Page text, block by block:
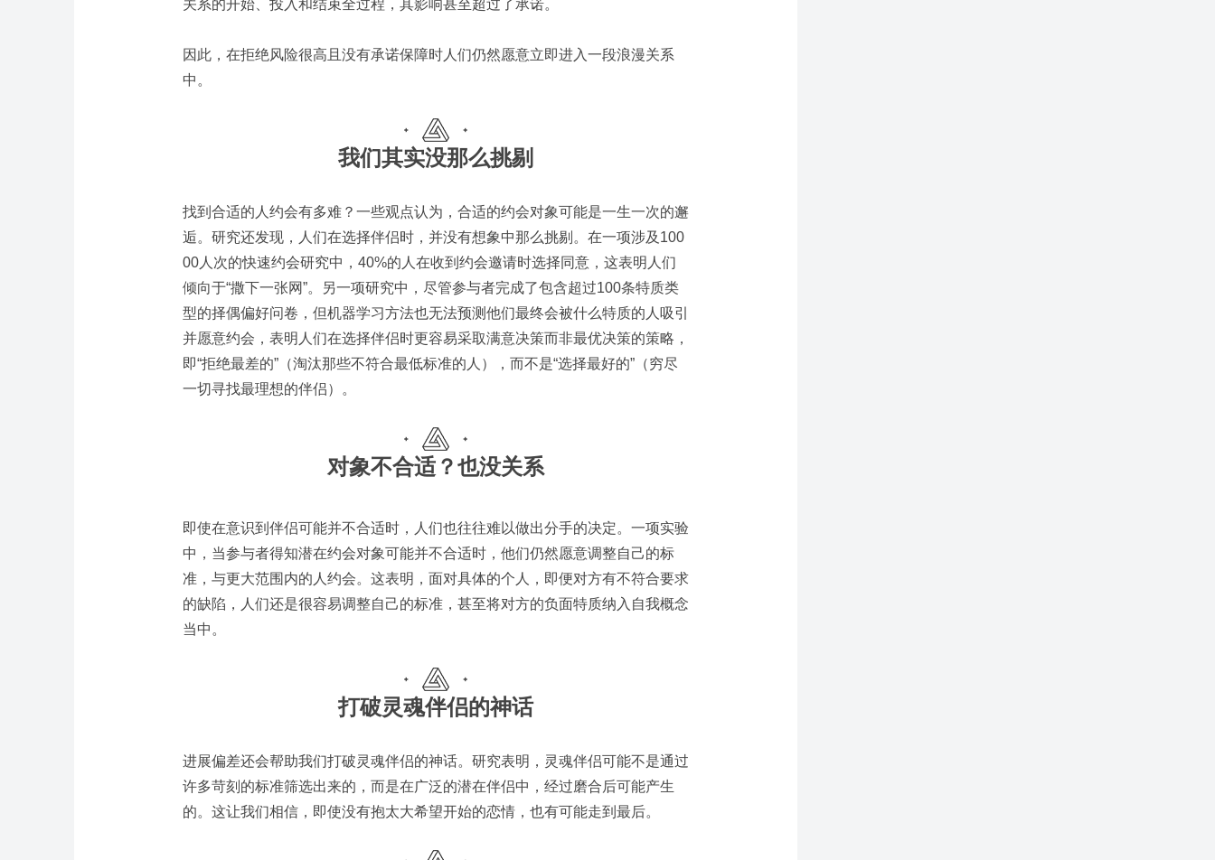
关系的开始、投入和结束全过程，其影响甚至超过了承诺。
因此，在拒绝风险很高且没有承诺保障时人们仍然愿意立即进入一段浪漫关系
中。
我们其实没那么挑剔
找到合适的人约会有多难？一些观点认为，合适的约会对象可能是一生一次的邂
逅。研究还发现，人们在选择伴侣时，并没有想象中那么挑剔。在一项涉及 100
00 人次的快速约会研究中， 40%的人在收到约会邀请时选择同意，这表明人们
倾向于“撒下一张网”。另一项研究中，尽管参与者完成了包含超过100条特质类
型的择偶偏好问卷，但机器学习方法也无法预测他们最终会被什么特质的人吸引
并愿意约会，表明人们在选择伴侣时更容易采取满意决策而非最优决策的策略，
即“拒绝最差的”（淘汰那些不符合最低标准的人），而不是“选择最好的”（穷尽
一切寻找最理想的伴侣）。
对象不合适？也没关系
即使在意识到伴侣可能并不合适时，人们也往往难以做出分手的决定。一项实验
中，当参与者得知潜在约会对象可能并不合适时，他们仍然愿意调整自己的标
准，与更大范围内的人约会。 这表明，面对具体的个人，即便对方有不符合要求
的缺陷，人们还是很容易调整自己的标准，甚至将对方的负面特质纳入自我概念
当中。
打破灵魂伴侣的神话
进展偏差还会帮助我们打破灵魂伴侣的神话。研究表明，灵魂伴侣可能不是通过
许多苛刻的标准筛选出来的，而是在广泛的潜在伴侣中，经过磨合后可能产生
的。这让我们相信，即使没有抱太大希望开始的恋情，也有可能走到最后。